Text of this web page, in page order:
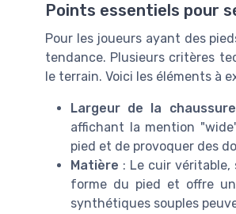
Points essentiels pour
Pour les joueurs ayant des
tendance. Plusieurs critères
le terrain. Voici les éléments à
Largeur de la chaussure
affichant la mention
pied et de provoquer des
Matière : Le cuir
forme du pied et offre
synthétiques souples